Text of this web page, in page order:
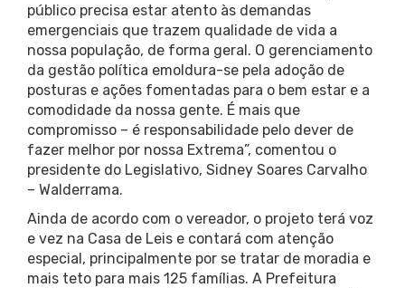
público precisa estar atento às demandas
emergenciais que trazem qualidade de vida a
nossa população, de forma geral. O gerenciamento
da gestão política emoldura-se pela adoção de
posturas e ações fomentadas para o bem estar e a
comodidade da nossa gente. É mais que
compromisso – é responsabilidade pelo dever de
fazer melhor por nossa Extrema”, comentou o
presidente do Legislativo, Sidney Soares Carvalho
– Walderrama.
Ainda de acordo com o vereador, o projeto terá voz
e vez na Casa de Leis e contará com atenção
especial, principalmente por se tratar de moradia e
mais teto para mais 125 famílias. A Prefeitura